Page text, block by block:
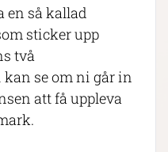
en så kallad
sticker upp
två
se om ni går in
att få uppleva